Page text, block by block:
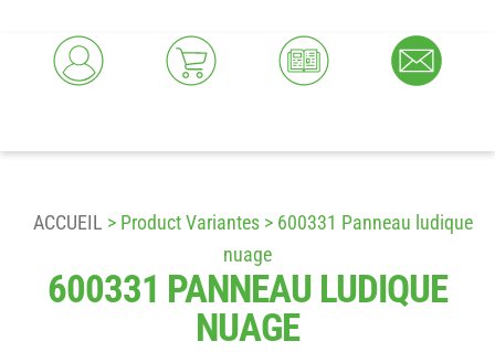
ACCUEIL > Product Variantes > 600331 Panneau ludique
nuage
600331 PANNEAU LUDIQUE
NUAGE